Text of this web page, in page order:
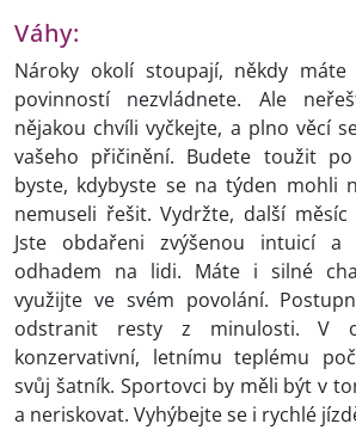
Váhy:
Nároky okolí stoupají, někdy
povinností nezvládnete. Ale
nějakou chvíli vyčkejte, a plno věcí
vašeho přičinění. Budete toužit
byste, kdybyste se na týden mohli
nemuseli řešit. Vydržte, další
Jste obdařeni zvýšenou intuicí a
odhadem na lidi. Máte i silné
využijte ve svém povolání.
odstranit resty z minulosti. V
konzervativní, letnímu teplému
svůj šatník. Sportovci by měli být v
a neriskovat. Vyhýbejte se i rychlé